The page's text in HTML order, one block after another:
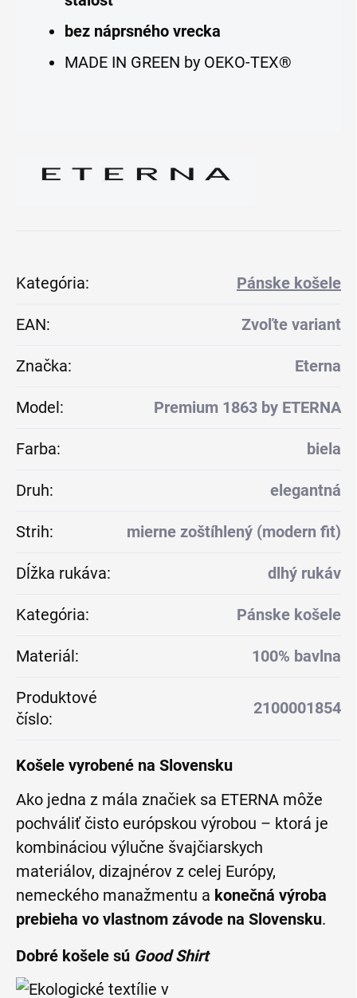
bez náprsného vrecka
MADE IN GREEN by OEKO-TEX®
Kategória: Pánske košele
EAN: Zvoľte variant
Značka: Eterna
Model: Premium 1863 by ETERNA
Farba: biela
Druh: elegantná
Strih: mierne zoštíhlený (modern fit)
Dĺžka rukáva: dlhý rukáv
Kategória: Pánske košele
Materiál: 100% bavlna
Produktové
číslo:
2100001854
Košele vyrobené na Slovensku
Ako jedna z mála značiek sa ETERNA môže
pochváliť čisto európskou výrobou – ktorá je
kombináciou výlučne švajčiarskych
materiálov, dizajnérov z celej Európy,
nemeckého manažmentu a konečná výroba
prebieha vo vlastnom závode na Slovensku.
Dobré košele sú Good Shirt